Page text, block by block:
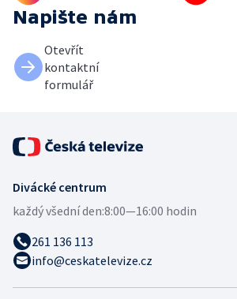
Napište nám
Otevřít
kontaktní
formulář
Divácké centrum
každý všední den:8:00—16:00 hodin
261 136 113
info@ceskatelevize.cz